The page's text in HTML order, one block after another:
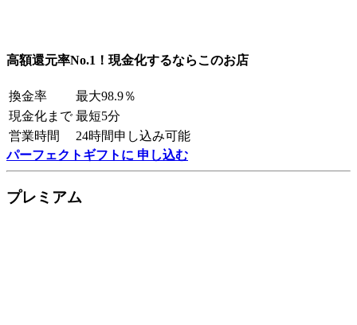
高額還元率No.1！現金化するならこのお店
換金率
最大98.9％
現金化まで 最短5分
営業時間
24時間申し込み可能
パーフェクトギフトに 申し込む
プレミアム